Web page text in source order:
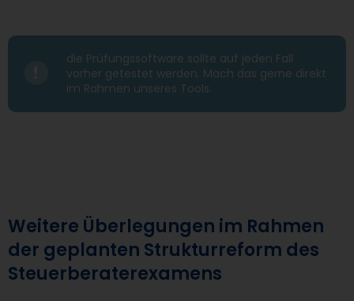
die Prüfungssoftware sollte auf jeden Fall
vorher getestet werden. Mach das gerne direkt
im Rahmen unseres Tools.
Weitere Überlegungen im Rahmen
der geplanten Strukturreform des
Steuerberaterexamens